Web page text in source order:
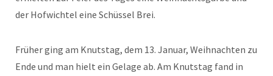
der Hofwich­tel eine Schüs­sel Brei.
Früher ging am Knut­stag, dem 13. Jan­u­ar, Wei­h­nacht­en zu
Ende und man hielt ein Gelage ab. Am Knut­stag fand in